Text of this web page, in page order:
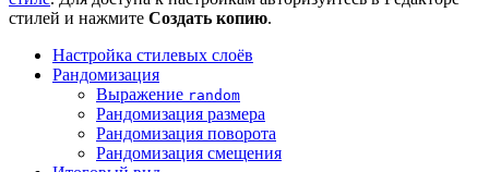
стилей и нажмите Создать копию.
Настройка стилевых слоёв
Рандомизация
Выражение random
Рандомизация размера
Рандомизация поворота
Рандомизация смещения